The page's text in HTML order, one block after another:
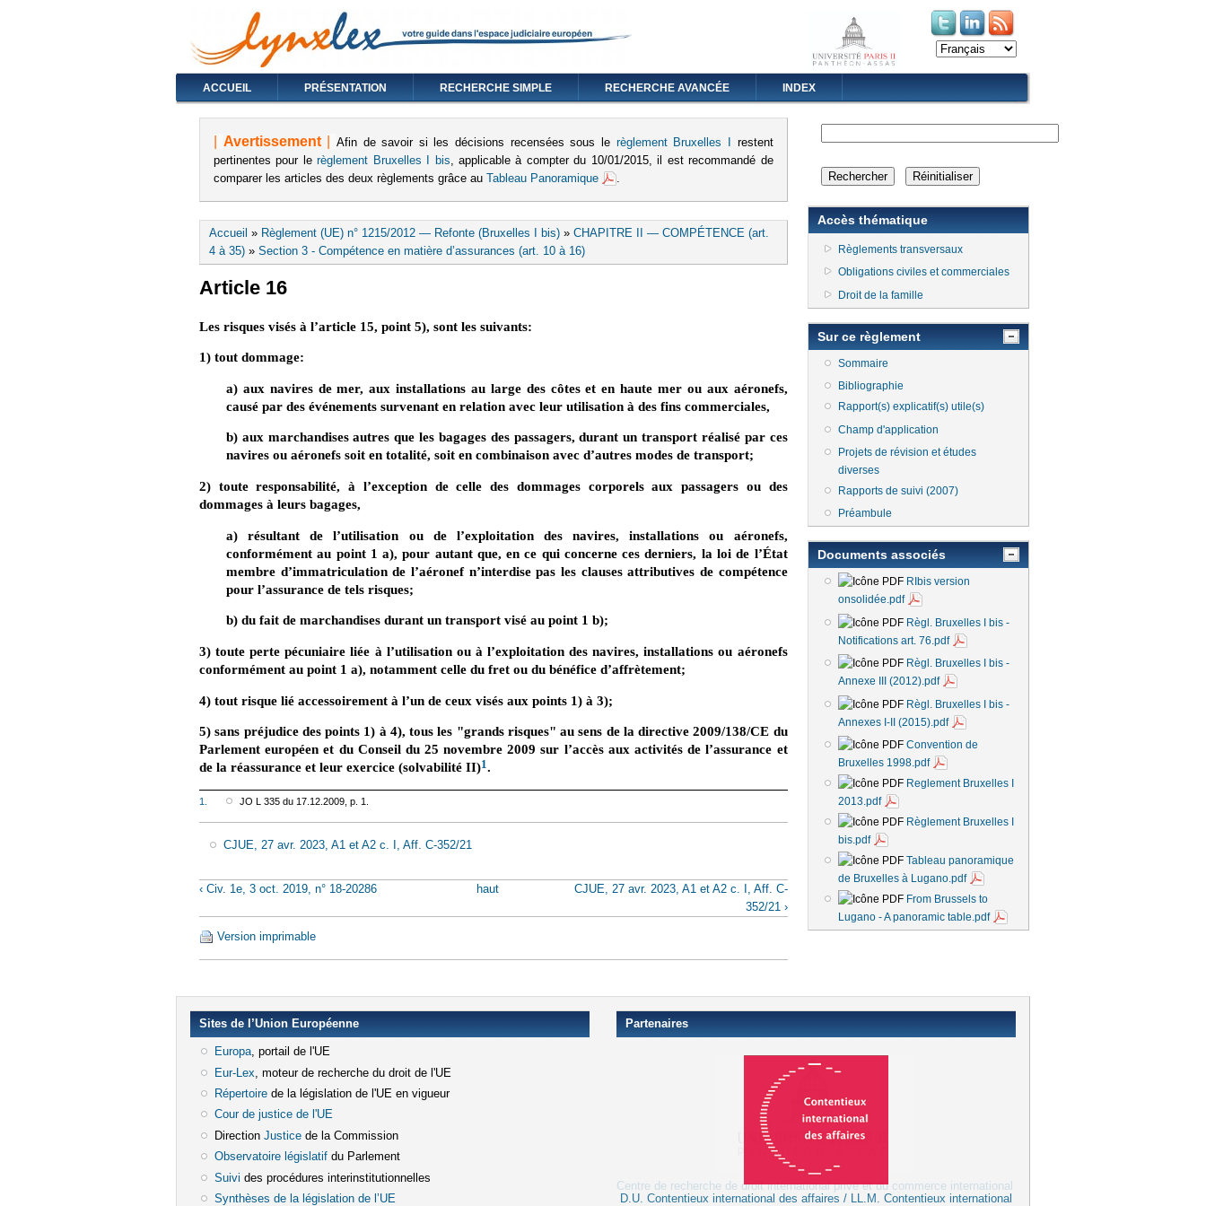
(le lien est externe)
(le lien est externe)
ACCUEIL PRÉSENTATION RECHERCHE SIMPLE RECHERCHE AVANCÉE INDEX
Avertissement Afin de savoir si les décisions recensées sous le règlement Bruxelles I
restent
pertinentes pour lerèglement Bruxelles I bis, applicable à compter du 10/01/2015, il est recommandé de
comparer les articles des deux règlements grâce au Tableau Panoramique .
Vous êtes ici
Accueil » Règlement (UE) n° 1215/2012 — Refonte (Bruxelles I bis) » CHAPITRE II — COMPÉTENCE (art.
4 à 35) » Section 3 - Compétence en matière d’assurances (art. 10 à 16)
Article 16
Les risques visés à l’article 15, point 5), sont les suivants:
1) tout dommage:
a) aux navires de mer, aux installations au large des côtes et en haute mer ou aux aéronefs,
causé par des événements survenant en relation avec leur utilisation à des fins commerciales,
b) aux marchandises autres que les bagages des passagers, durant un transport réalisé par ces
navires ou aéronefs soit en totalité, soit en combinaison avec d’autres modes de transport;
2) toute responsabilité, à l’exception de celle des dommages corporels aux passagers ou des
dommages à leurs bagages,
a) résultant de l’utilisation ou de l’exploitation des navires, installations ou aéronefs,
conformément au point 1 a), pour autant que, en ce qui concerne ces derniers, la loi de l’État
membre d’immatriculation de l’aéronef n’interdise pas les clauses attributives de compétence
pour l’assurance de tels risques;
b) du fait de marchandises durant un transport visé au point 1 b);
3) toute perte pécuniaire liée à l’utilisation ou à l’exploitation des navires, installations ou aéronefs
conformément au point 1 a), notamment celle du fret ou du bénéfice d’affrètement;
4) tout risque lié accessoirement à l’un de ceux visés aux points 1) à 3);
5) sans préjudice des points 1) à 4), tous les "grands risques" au sens de la directive 2009/138/CE du
Parlement européen et du Conseil du 25 novembre 2009 sur l’accès aux activités de l’assurance et
de la réassurance et leur exercice (solvabilité II)1.
1. JO L 335 du 17.12.2009, p. 1.
CJUE, 27 avr. 2023, A1 et A2 c. I, Aff. C-352/21
‹ Civ. 1e, 3 oct. 2019, n° 18-20286 haut
CJUE, 27 avr. 2023, A1 et A2 c. I, Aff. C-
352/21 ›
Version imprimable
Accès thématique
Règlements transversaux
Obligations civiles et commerciales
Droit de la famille
Sur ce règlement
Sommaire
Bibliographie
Rapport(s) explicatif(s) utile(s)
Champ d'application
Projets de révision et études
diverses
Rapports de suivi (2007)
Préambule
Documents associés
RIbis version
onsolidée.pdf
Règl. Bruxelles I bis -
Notifications art. 76.pdf
Règl. Bruxelles I bis -
Annexe III (2012).pdf
Règl. Bruxelles I bis -
Annexes I-II (2015).pdf
Convention de
Bruxelles 1998.pdf
Reglement Bruxelles I
2013.pdf
Règlement Bruxelles I
bis.pdf
Tableau panoramique
de Bruxelles à Lugano.pdf
From Brussels to
Lugano - A panoramic table.pdf
Sites de l’Union Européenne
Europa(le lien est externe)
, portail de l'UE
Eur-Lex (le lien est externe)
, moteur de recherche du droit de l'UE
Répertoire(le lien est externe)
de la législation de l'UE en vigueur
Cour de justice de l'UE(le lien est externe)
Direction Justice(le lien est externe)
de la Commission
Observatoire législatif(le lien est externe)
du Parlement
Suivi (le lien est externe)
des procédures interinstitutionnelles
Synthèses de la législation de l’UE
Partenaires
D.U. Contentieux international des affaires / LL.M. Contentieux international